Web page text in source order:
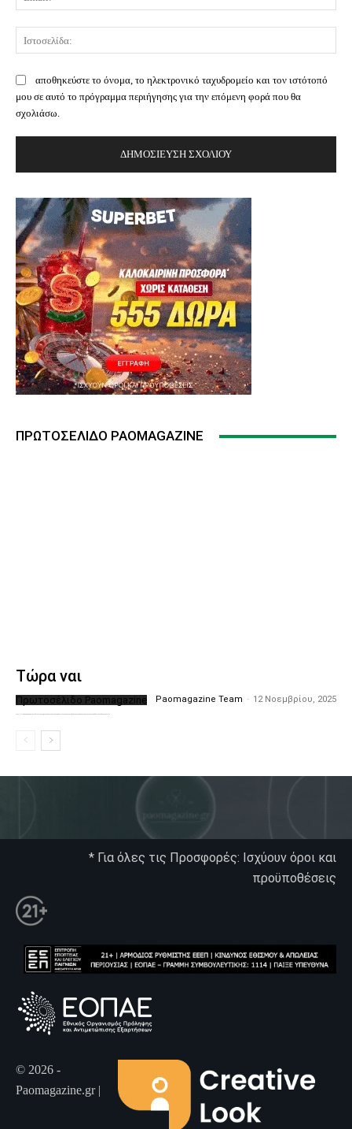
αποθηκεύστε το όνομα, το ηλεκτρονικό ταχυδρομείο και τον ιστότοπό
μου σε αυτό το πρόγραμμα περιήγησης για την επόμενη φορά που θα
σχολιάσω.
ΠΡΩΤΟΣΈΛΙΔΟ PAOMAGAZINE
Τώρα ναι
Πρωτοσέλιδο Paomagazine Paomagazine Team - 12 Νοεμβρίου, 2025
* Για όλες τις Προσφορές: Ισχύουν όροι και
προϋποθέσεις
© 2026 -
Paomagazine.gr |